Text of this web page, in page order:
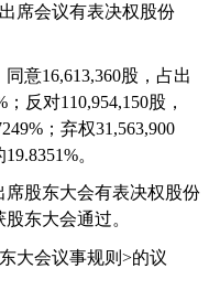
席会议有表决权股份
同意16,613,360股，占出
；反对110,954,150股，
；弃权31,563,900
19.8351%。
股东大会有表决权股份
东大会通过。
大会议事规则 >的议